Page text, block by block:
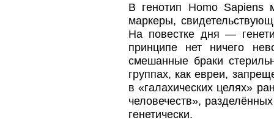
В генотип Homo Sapiens
маркеры,
На повестке дня —
принципе нет ничего
смешанные браки
группах, как евреи,
в «галахических целях»
человечеств»,
генетически.